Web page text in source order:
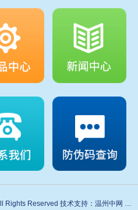
Copyright © 乐清市人民仪表有限公司 All Rights Reserved 技术支持：温州中网 备案号：